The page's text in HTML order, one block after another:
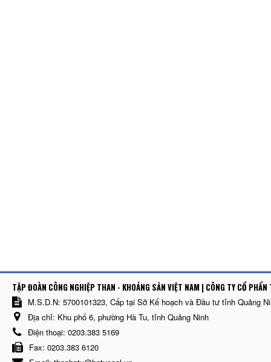
TẬP ĐOÀN CÔNG NGHIỆP THAN - KHOÁNG SẢN VIỆT NAM | CÔNG TY CỔ
M.S.D.N: 5700101323, Cấp tại Sở Kế hoạch và Đầu tư tỉnh Quảng
Địa chỉ: Khu phố 6, phường Hà Tu, tỉnh Quảng Ninh
Điện thoại: 0203.383 5169
Fax: 0203.383 6120